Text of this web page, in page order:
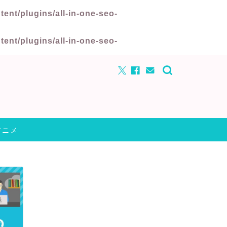
plugins/all-in-one-seo-
plugins/all-in-one-seo-
メ